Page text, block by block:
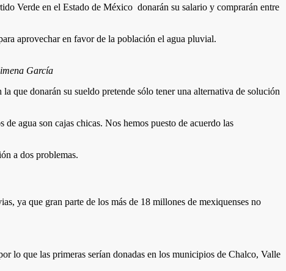
Verde en el Estado de México donarán su salario y comprarán entre
aprovechar en favor de la población el agua pluvial.
García
que donarán su sueldo pretende sólo tener una alternativa de solución
agua son cajas chicas. Nos hemos puesto de acuerdo las
a dos problemas.
ya que gran parte de los más de 18 millones de mexiquenses no
lo que las primeras serían donadas en los municipios de Chalco, Valle